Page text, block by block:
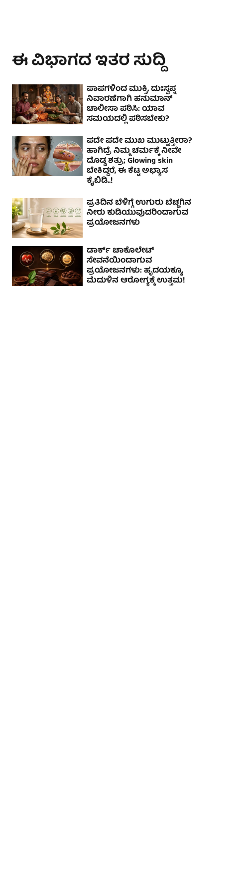
ಈ ವಿಭಾಗದ ಇತರ ಸುದ್ದಿ
ಪಾಪಗಳಿಂದ ಮುಕ್ತಿ, ದುಃಸ್ವಪ್ನ
ನಿವಾರಣೆಗಾಗಿ ಹನುಮಾನ್
ಚಾಲೀಸಾ ಪಠಿಸಿ: ಯಾವ
ಸಮಯದಲ್ಲಿ ಪಠಿಸಬೇಕು?
ಪದೇ ಪದೇ ಮುಖ ಮುಟ್ಟುತ್ತೀರಾ?
ಹಾಗಿದ್ರೆ ನಿಮ್ಮ ಚರ್ಮಕ್ಕೆ ನೀವೇ
ದೊಡ್ಡ ಶತ್ರು; Glowing skin
ಬೇಕಿದ್ದರೆ, ಈ ಕೆಟ್ಟ ಅಭ್ಯಾಸ
ಕೈಬಿಡಿ..!
ಪ್ರತಿದಿನ ಬೆಳಿಗ್ಗೆ ಉಗುರು ಬೆಚ್ಚಗಿನ
ನೀರು ಕುಡಿಯುವುದರಿಂದಾಗುವ
ಪ್ರಯೋಜನಗಳು
ಡಾರ್ಕ್ ಚಾಕೊಲೇಟ್
ಸೇವನೆಯಿಂದಾಗುವ
ಪ್ರಯೋಜನಗಳು: ಹೃದಯಕ್ಕೂ,
ಮೆದುಳಿನ ಆರೋಗ್ಯಕ್ಕೆ ಉತ್ತಮ!